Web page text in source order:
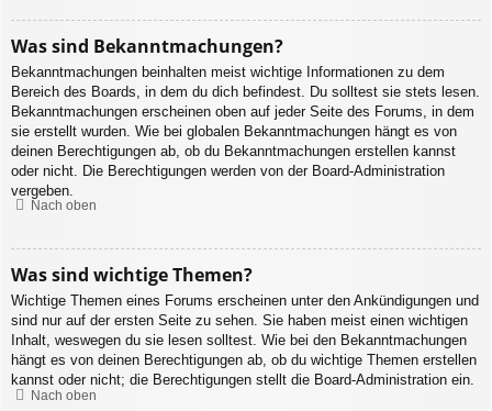
Was sind Bekanntmachungen?
Bekanntmachungen beinhalten meist wichtige Informationen zu dem
Bereich des Boards, in dem du dich befindest. Du solltest sie stets lesen.
Bekanntmachungen erscheinen oben auf jeder Seite des Forums, in dem
sie erstellt wurden. Wie bei globalen Bekanntmachungen hängt es von
deinen Berechtigungen ab, ob du Bekanntmachungen erstellen kannst
oder nicht. Die Berechtigungen werden von der Board-Administration
vergeben.
Nach oben
Was sind wichtige Themen?
Wichtige Themen eines Forums erscheinen unter den Ankündigungen und
sind nur auf der ersten Seite zu sehen. Sie haben meist einen wichtigen
Inhalt, weswegen du sie lesen solltest. Wie bei den Bekanntmachungen
hängt es von deinen Berechtigungen ab, ob du wichtige Themen erstellen
kannst oder nicht; die Berechtigungen stellt die Board-Administration ein.
Nach oben